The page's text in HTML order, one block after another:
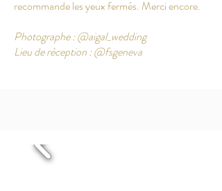
recommande les yeux fermés. Merci encore.
Photographe : @aigal_wedding
Lieu de réception : @fsgeneva